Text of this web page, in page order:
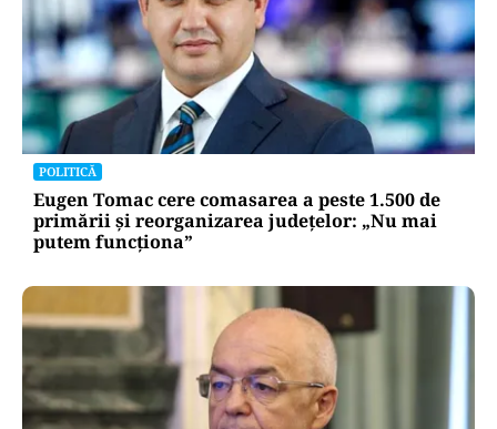
POLITICĂ
Eugen Tomac cere comasarea a peste 1.500 de
primării și reorganizarea județelor: „Nu mai
putem funcționa”